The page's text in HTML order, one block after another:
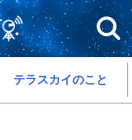
テラスカイのこと